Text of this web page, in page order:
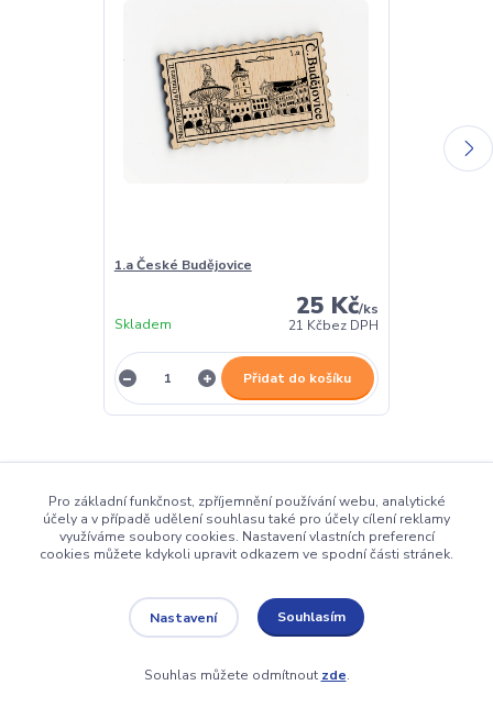
1.a České Budějovice
25 Kč/ks
21 Kčbez DPH
Skladem
Přidat do košíku
dmznamky.cz
Upravit sběr cookies.
Vytvořeno na Eshop-rychle.cz
Pro základní funkčnost, zpříjemnění používání webu, analytické
účely a v případě udělení souhlasu také pro účely cílení reklamy
využíváme soubory cookies. Nastavení vlastních preferencí
cookies můžete kdykoli upravit odkazem ve spodní části stránek.
Nastavení Souhlasím
Souhlas můžete odmítnout zde.